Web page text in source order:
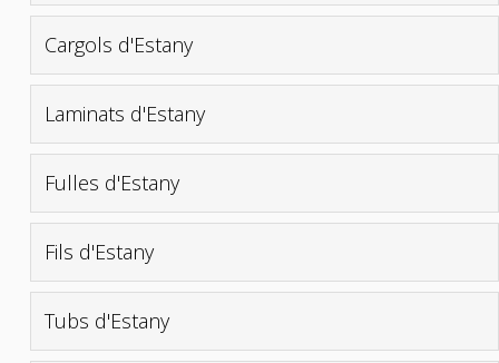
Cargols d'Estany
Laminats d'Estany
Fulles d'Estany
Fils d'Estany
Tubs d'Estany